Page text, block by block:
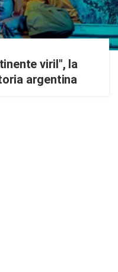
viril", la
argentina